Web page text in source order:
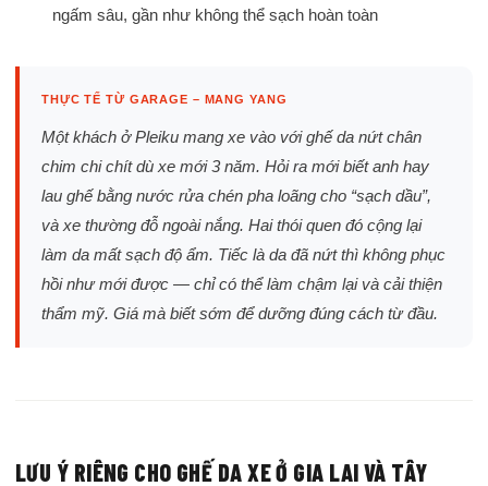
ngấm sâu, gần như không thể sạch hoàn toàn
THỰC TẾ TỪ GARAGE – MANG YANG
Một khách ở Pleiku mang xe vào với ghế da nứt chân
chim chi chít dù xe mới 3 năm. Hỏi ra mới biết anh hay
lau ghế bằng nước rửa chén pha loãng cho “sạch dầu”,
và xe thường đỗ ngoài nắng. Hai thói quen đó cộng lại
làm da mất sạch độ ẩm. Tiếc là da đã nứt thì không phục
hồi như mới được — chỉ có thể làm chậm lại và cải thiện
thẩm mỹ. Giá mà biết sớm để dưỡng đúng cách từ đầu.
LƯU Ý RIÊNG CHO GHẾ DA XE Ở GIA LAI VÀ TÂY